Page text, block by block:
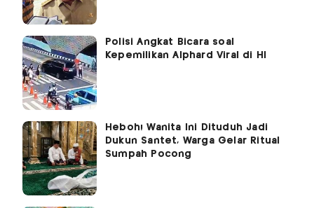
Polisi Angkat Bicara soal
Kepemilikan Alphard Viral di HI
Heboh! Wanita Ini Dituduh Jadi
Dukun Santet, Warga Gelar Ritual
Sumpah Pocong